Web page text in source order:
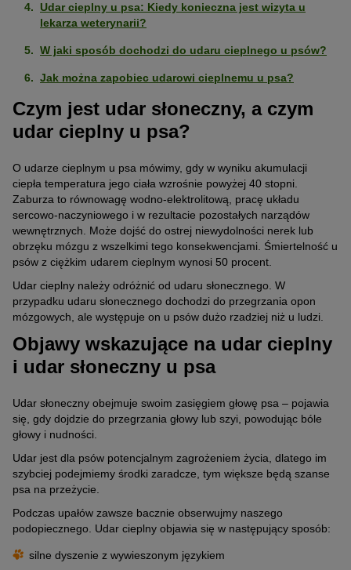
Udar cieplny u psa: Kiedy konieczna jest wizyta u
lekarza weterynarii?
W jaki sposób dochodzi do udaru cieplnego u psów?
Jak można zapobiec udarowi cieplnemu u psa?
Czym jest udar słoneczny, a czym
udar cieplny u psa?
O udarze cieplnym u psa mówimy, gdy w wyniku akumulacji
ciepła temperatura jego ciała wzrośnie powyżej 40 stopni.
Zaburza to równowagę wodno-elektrolitową, pracę układu
sercowo-naczyniowego i w rezultacie pozostałych narządów
wewnętrznych. Może dojść do ostrej niewydolności nerek lub
obrzęku mózgu z wszelkimi tego konsekwencjami. Śmiertelność u
psów z ciężkim udarem cieplnym wynosi 50 procent.
Udar cieplny należy odróżnić od udaru słonecznego. W
przypadku udaru słonecznego dochodzi do przegrzania opon
mózgowych, ale występuje on u psów dużo rzadziej niż u ludzi.
Objawy wskazujące na udar cieplny
i udar słoneczny u psa
Udar słoneczny obejmuje swoim zasięgiem głowę psa – pojawia
się, gdy dojdzie do przegrzania głowy lub szyi, powodując bóle
głowy i nudności.
Udar jest dla psów potencjalnym zagrożeniem życia, dlatego im
szybciej podejmiemy środki zaradcze, tym większe będą szanse
psa na przeżycie.
Podczas upałów zawsze bacznie obserwujmy naszego
podopiecznego. Udar cieplny objawia się w następujący sposób:
silne dyszenie z wywieszonym językiem